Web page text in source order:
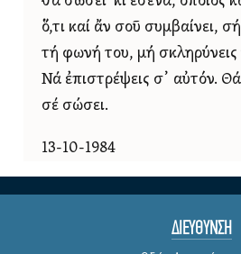
ὅ,τι καί ἄν σοῦ συμβαίνει,
τή φωνή του, μή σκληρύνεις
Νά ἐπιστρέψεις σ᾿ αὐτόν.
σέ σώσει.
13-10-1984
ΔΙΕΥΘΥΝΣΗ